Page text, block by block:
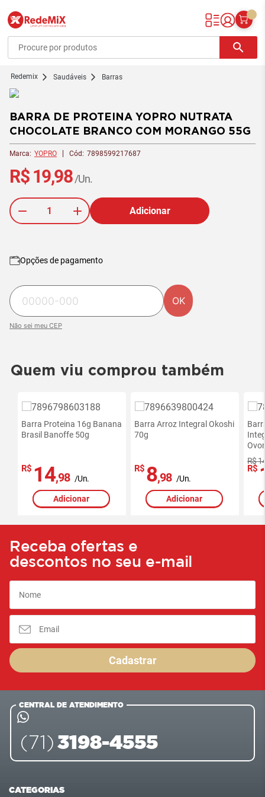
Redemix – Supermercado Online
search
redemix Saudáveis Barras
BARRA DE PROTEINA YOPRO NUTRATA
CHOCOLATE BRANCO COM MORANGO 55G
Marca: YOPRO Cód: 7898599217687
R$ 19,98 /Un.
Adicionar
Opções de pagamento
OK
Não sei meu CEP
Quem viu comprou também
Barra Proteina 16g Banana
Brasil Banoffe 50g
R$ 14,98 /Un.
Adicionar
Barra Arroz Integral Okoshi
70g
R$ 8,98 /Un.
Adicionar
R$
R$
Receba ofertas e
descontos no seu e-mail
Cadastrar
CENTRAL DE ATENDIMENTO
(71) 3198-4555
CATEGORIAS